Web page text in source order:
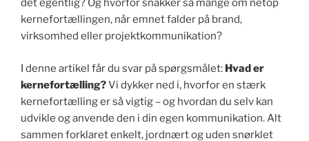
det egentlig? Og hvorfor snakker så mange om netop
kernefortællingen, når emnet falder på brand,
virksomhed eller projektkommunikation?
I denne artikel får du svar på spørgsmålet: Hvad er
kernefortælling?Vi dykker ned i, hvorfor en stærk
kernefortælling er så vigtig – og hvordan du selv kan
udvikle og anvende den i din egen kommunikation. Alt
sammen forklaret enkelt, jordnært og uden snørklet